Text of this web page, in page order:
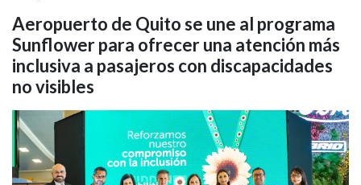
Aeropuerto de Quito se une al programa
Sunflower para ofrecer una atención más
inclusiva a pasajeros con discapacidades
no visibles